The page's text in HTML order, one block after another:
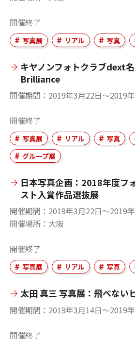
開催終了
写真展 リアル 写真
キヤノンフォトクラブdext名
Brilliance
開催期間 2019年3月22日〜2019
開催終了
写真展 リアル 写真
グループ展
日本写真企画：2018年度フ
スト入賞作品選抜展
開催期間
2019年3月22日〜2019
開催場所
大阪
開催終了
写真展 リアル 写真
太田 真三 写真展：飛べない
開催期間 2019年3月14日〜2019
開催終了